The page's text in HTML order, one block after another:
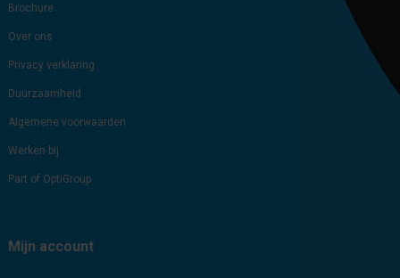
Brochure
Over ons
Privacy verklaring
Duurzaamheid
Algemene voorwaarden
Werken bij
Part of OptiGroup
Mijn account